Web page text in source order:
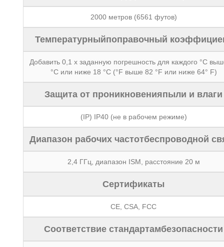
2000 метров (6561 футов)
Температурныйпоправочный
Добавить 0,1 x заданную погрешность для каждого °C
°C или ниже 18 °C (°F выше 82 °F или ниже 64° F)
Защита от проникновенияпыли и влаги
(IP) IP40 (не в рабочем режиме)
Диапазон рабочих частотбеспроводной
2,4 ГГц, диапазон ISM, расстояние 20 м
Сертификаты
CE, CSA, FCC
Соответствие стандартамбезопасности